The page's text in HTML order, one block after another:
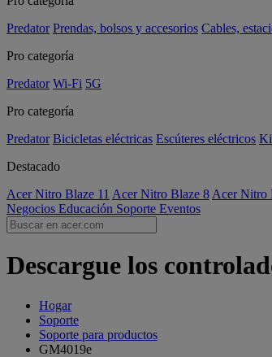
Predator Prendas, bolsos y accesorios Cables,
Pro categoría
Predator Wi-Fi 5G
Pro categoría
Predator Bicicletas eléctricas Escúteres eléctricos
Destacado
Acer Nitro Blaze 11 Acer Nitro Blaze 8 Acer Nitro
Negocios Educación Soporte Eventos
Descargue los
Hogar
Soporte
Soporte para productos
GM4019e